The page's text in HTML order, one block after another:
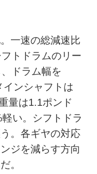
一速の総減速比
トドラムのリー
ドラム幅を
ンシャフトは
量は1.1ポンド
軽い。シフトドラ
。各ギヤの対応
ジを減らす方向
。